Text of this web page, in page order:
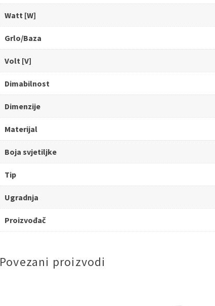
Watt [W]
Grlo/Baza
Volt [V]
Dimabilnost
Dimenzije
Materijal
Boja svjetiljke
Tip
Ugradnja
Proizvođač
Povezani proizvodi